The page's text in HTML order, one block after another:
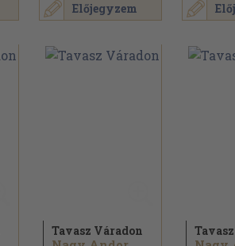
Előjegyzem
Tavasz Váradon